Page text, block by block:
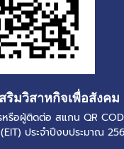
ริมวิสาหกิจเพื่อสังคม
รือผู้ติดต่อ สแกน QR
ประจำปีงบประมาณ